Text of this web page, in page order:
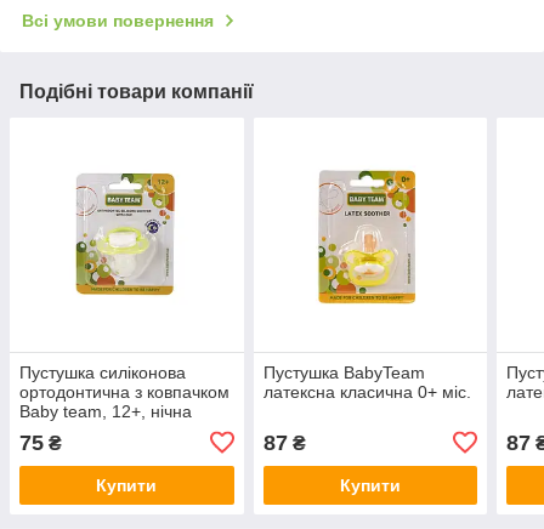
Всі умови повернення
Подібні товари компанії
Пустушка силіконова
ортодонтична з ковпачком
Baby team, 12+, нічна
75 ₴
Купити
Пустушка BabyTeam
латексна класична 0+ міс.
87₴
Купити
87